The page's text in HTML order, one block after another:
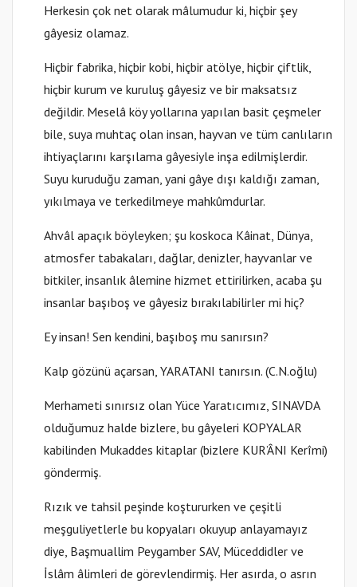
Herkesin çok net olarak mâlumudur ki, hiçbir şey
gâyesiz olamaz.
Hiçbir fabrika, hiçbir kobi, hiçbir atölye, hiçbir çiftlik,
hiçbir kurum ve kuruluş gâyesiz ve bir maksatsız
değildir. Meselâ köy yollarına yapılan basit çeşmeler
bile, suya muhtaç olan insan, hayvan ve tüm canlıların
ihtiyaçlarını karşılama gâyesiyle inşa edilmişlerdir.
Suyu kuruduğu zaman, yani gâye dışı kaldığı zaman,
yıkılmaya ve terkedilmeye mahkûmdurlar.
Ahvâl apaçık böyleyken; şu koskoca Kâinat, Dünya,
atmosfer tabakaları, dağlar, denizler, hayvanlar ve
bitkiler, insanlık âlemine hizmet ettirilirken, acaba şu
insanlar başıboş ve gâyesiz bırakılabilirler mi hiç?
Ey insan! Sen kendini, başıboş mu sanırsın?
Kalp gözünü açarsan, YARATANI tanırsın. (C.N.oğlu)
Merhameti sınırsız olan Yüce Yaratıcımız, SINAVDA
olduğumuz halde bizlere, bu gâyeleri KOPYALAR
kabilinden Mukaddes kitaplar (bizlere KUR’ÂNI Kerîmi)
göndermiş.
Rızık ve tahsil peşinde koştururken ve çeşitli
meşguliyetlerle bu kopyaları okuyup anlayamayız
diye, Başmuallim Peygamber SAV, Müceddidler ve
İslâm âlimleri de görevlendirmiş. Her asırda, o asrın